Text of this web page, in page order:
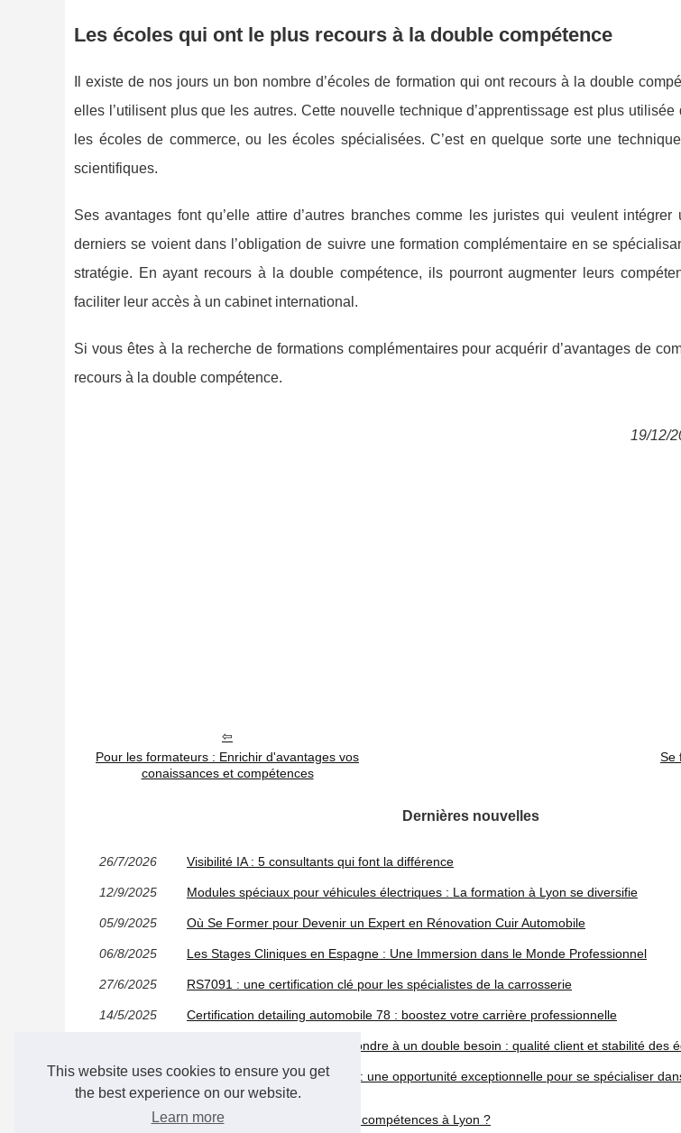
This website uses cookies to ensure you get
the best experience on our website.
Learn more
Les écoles qui ont le plus recours à la double compétence
Il existe de nos jours un bon nombre d’écoles de formation qui ont recours à la double
elles l’utilisent plus que les autres. Cette nouvelle technique d’apprentissage est plus utilisée
les écoles de commerce, ou les écoles spécialisées. C’est en quelque sorte une
scientifiques.
Ses avantages font qu’elle attire d’autres branches comme les juristes qui veulent
derniers se voient dans l’obligation de suivre une formation complémentaire en se
stratégie. En ayant recours à la double compétence, ils pourront augmenter leurs
faciliter leur accès à un cabinet international.
Si vous êtes à la recherche de formations complémentaires pour acquérir d’avantages de
recours à la double compétence.
19/12/
Pour les formateurs : Enrichir d'avantages vos
conaissances et compétences
Se
Dernières nouvelles
26/7/2026 Visibilité IA : 5 consultants qui font la différence
12/9/2025 Modules spéciaux pour véhicules électriques : La formation à Lyon se diversifie
05/9/2025 Où Se Former pour Devenir un Expert en Rénovation Cuir Automobile
06/8/2025 Les Stages Cliniques en Espagne : Une Immersion dans le Monde Professionnel
27/6/2025 RS7091 : une certification clé pour les spécialistes de la carrosserie
14/5/2025 Certification detailing automobile 78 : boostez votre carrière professionnelle
Former au covering, c’est répondre à un double besoin : qualité client et stabilité des
17/8/2023
La formation vente à distance : une opportunité exceptionnelle pour se spécialiser
commerce en ligne
15/8/2023 Comment réussir son bilan de compétences à Lyon ?